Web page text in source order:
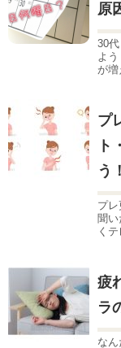
原
30
よ
が
プ
ト
う！
プ
聞
く
疲
ラ
な